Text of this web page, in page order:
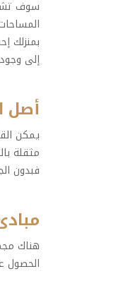
سوف
بمنزلك
إلى
أصل
يمكن
مثقلة
فبدون
هناك
الحصول